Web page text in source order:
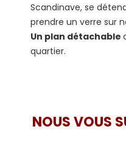
Scandinave, se
prendre un verre sur
Un plan détachable
quartier.
NOUS VOUS